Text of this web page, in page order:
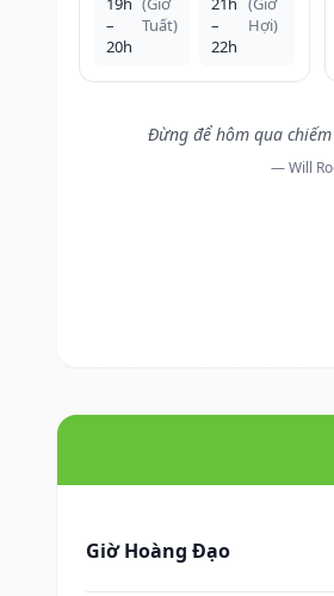
–
20h
Tuất)
–
22h
Hợi)
Đừng để hôm qua
— Will
Giờ Hoàng Đạo